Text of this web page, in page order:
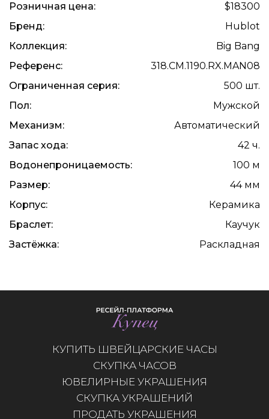
Розничная цена:
$18300
Бренд:
Hublot
Коллекция:
Big Bang
Референс:
318.CM.1190.RX.MAN08
Ограниченная серия:
500 шт.
Пол:
Мужской
Механизм:
Автоматический
Запас хода:
42 ч.
Водонепроницаемость:
100 м
Размер:
44 мм
Корпус:
Керамика
Браслет:
Каучук
Застёжка:
Раскладная
КУПИТЬ ШВЕЙЦАРСКИЕ ЧАСЫ
СКУПКА ЧАСОВ
ЮВЕЛИРНЫЕ УКРАШЕНИЯ
СКУПКА УКРАШЕНИЙ
ПРОДАТЬ УКРАШЕНИЯ